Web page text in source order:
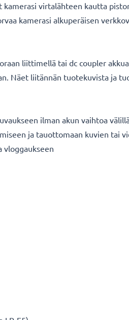
virtalähteen kautta
kamerasi alkuperäisen
liittimellä tai dc coupler
Näet liitännän tuotekuvista ja
ilman akun vaihtoa
ja tauottomaan kuvien tai
vloggaukseen